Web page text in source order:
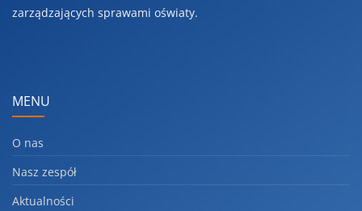
zarządzających sprawami oświaty.
MENU
O nas
Nasz zespół
Aktualności